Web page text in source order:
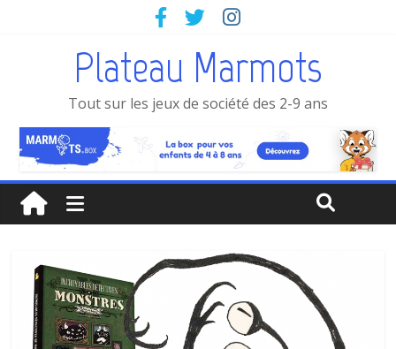
Plateau Marmots
Tout sur les jeux de société des 2-9 ans